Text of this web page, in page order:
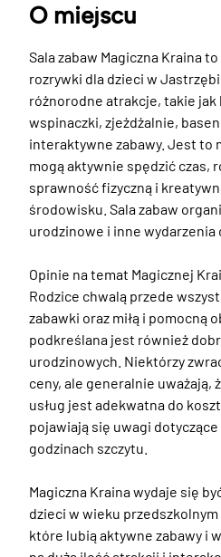
O miejscu
Sala zabaw Magiczna Kraina
rozrywki dla dzieci w
różnorodne atrakcje, takie
wspinaczki, zjeżdżalnie,
interaktywne zabawy. Jest to
mogą aktywnie spędzić czas,
sprawność fizyczną i
środowisku. Sala zabaw
urodzinowe i inne wydarzenia
Opinie na temat Magicznej
Rodzice chwalą przede
zabawki oraz miłą i pomocną
podkreślana jest również
urodzinowych. Niektórzy
ceny, ale generalnie uważają,
usług jest adekwatna do
pojawiają się uwagi
godzinach szczytu.
Magiczna Kraina wydaje się
dzieci w wieku
które lubią aktywne zabawy i